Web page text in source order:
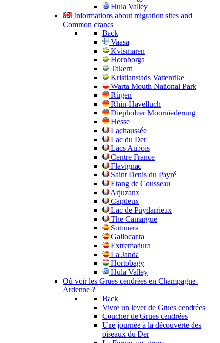
Hula Valley
Informations about migration sites and
Common cranes
Back
Vaasa
Kvismaren
Hornborga
Takern
Kristianstads Vattenrike
Warta Mouth National Park
Rügen
Rhin-Havelluch
Diepholzer Moorniederung
Hesse
Lachaussée
Lac du Der
Lacs Aubois
Centre France
Flavignac
Saint Denis du Payré
Etang de Cousseau
Arjuzanx
Captieux
Lac de Puydarrieux
The Camargue
Sotonera
Gallocanta
Extremadura
La Janda
Hortobagy
Hula Valley
Où voir les Grues cendrées en Champagne-
Ardenne ?
Back
Vivre un lever de Grues cendrées
Coucher de Grues cendrées
Une journée à la découverte des
oiseaux du Der